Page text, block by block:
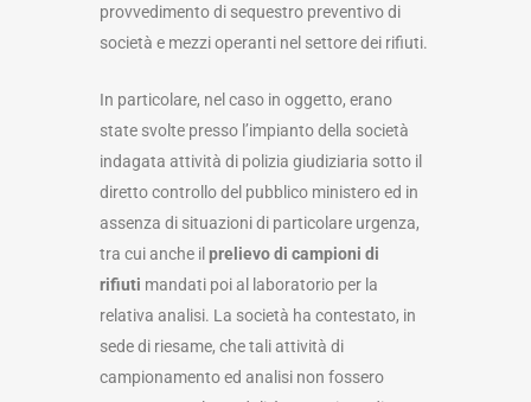
provvedimento di sequestro preventivo di
società e mezzi operanti nel settore dei rifiuti.
In particolare, nel caso in oggetto, erano
state svolte presso l’impianto della società
indagata attività di polizia giudiziaria sotto il
diretto controllo del pubblico ministero ed in
assenza di situazioni di particolare urgenza,
tra cui anche il prelievo di campioni di
rifiuti mandati poi al laboratorio per la
relativa analisi. La società ha contestato, in
sede di riesame, che tali attività di
campionamento ed analisi non fossero